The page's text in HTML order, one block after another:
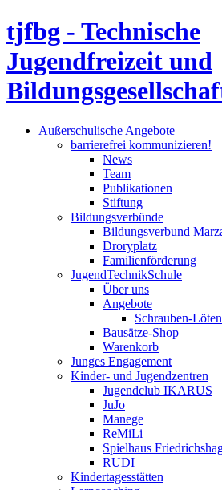
tjfbg - Technische
Jugendfreizeit und
Außerschulische Angebote
barrierefrei kommunizieren!
News
Team
Publikationen
Stiftung
Bildungsverbünde
Bildungsverbund
Droryplatz
Familienförderung
JugendTechnikSchule
Über uns
Angebote
Schrauben-
Bausätze-Shop
Warenkorb
Junges Engagement
Kinder- und Jugendzentren
Jugendclub IKARUS
JuJo
Manege
ReMiLi
Spielhaus
RUDI
Kindertagesstätten